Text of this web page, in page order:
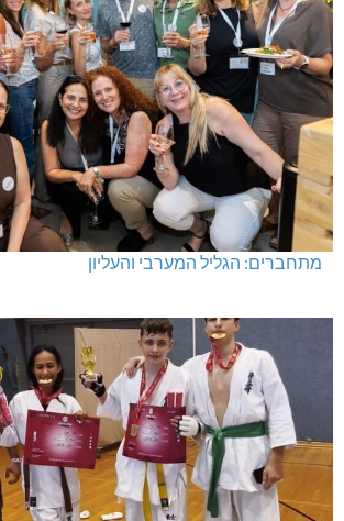
מתחברים: הגליל המערבי והעליון